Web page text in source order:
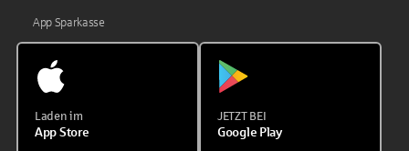
App Sparkasse
Laden im
App Store
JETZT BEI
Google Play